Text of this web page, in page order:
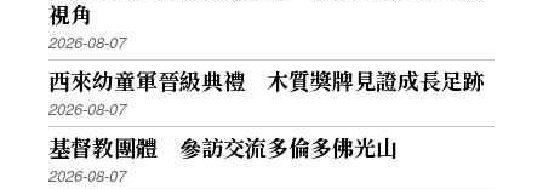
視角
2026-08-07
西來幼童軍晉級典禮 木質獎牌見證成長足跡
2026-08-07
基督教團體 參訪交流多倫多佛光山
2026-08-07